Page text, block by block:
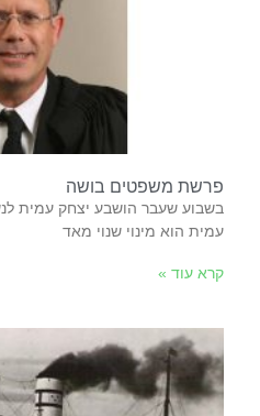
פרשת משפטים בושה
‬עמית‭ ‬הוא‭ ‬מינוי‭ ‬שנוי‭ ‬מאד‭
קרא עוד »